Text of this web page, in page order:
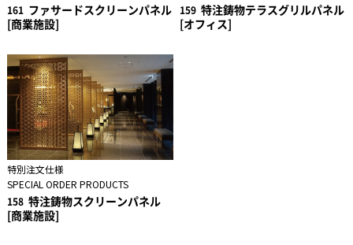
161 ファサードスクリーンパネル
[商業施設]
159 特注鋳物テラスグリルパネル
[オフィス]
特別注文仕様
SPECIAL ORDER PRODUCTS
158 特注鋳物スクリーンパネル
[商業施設]